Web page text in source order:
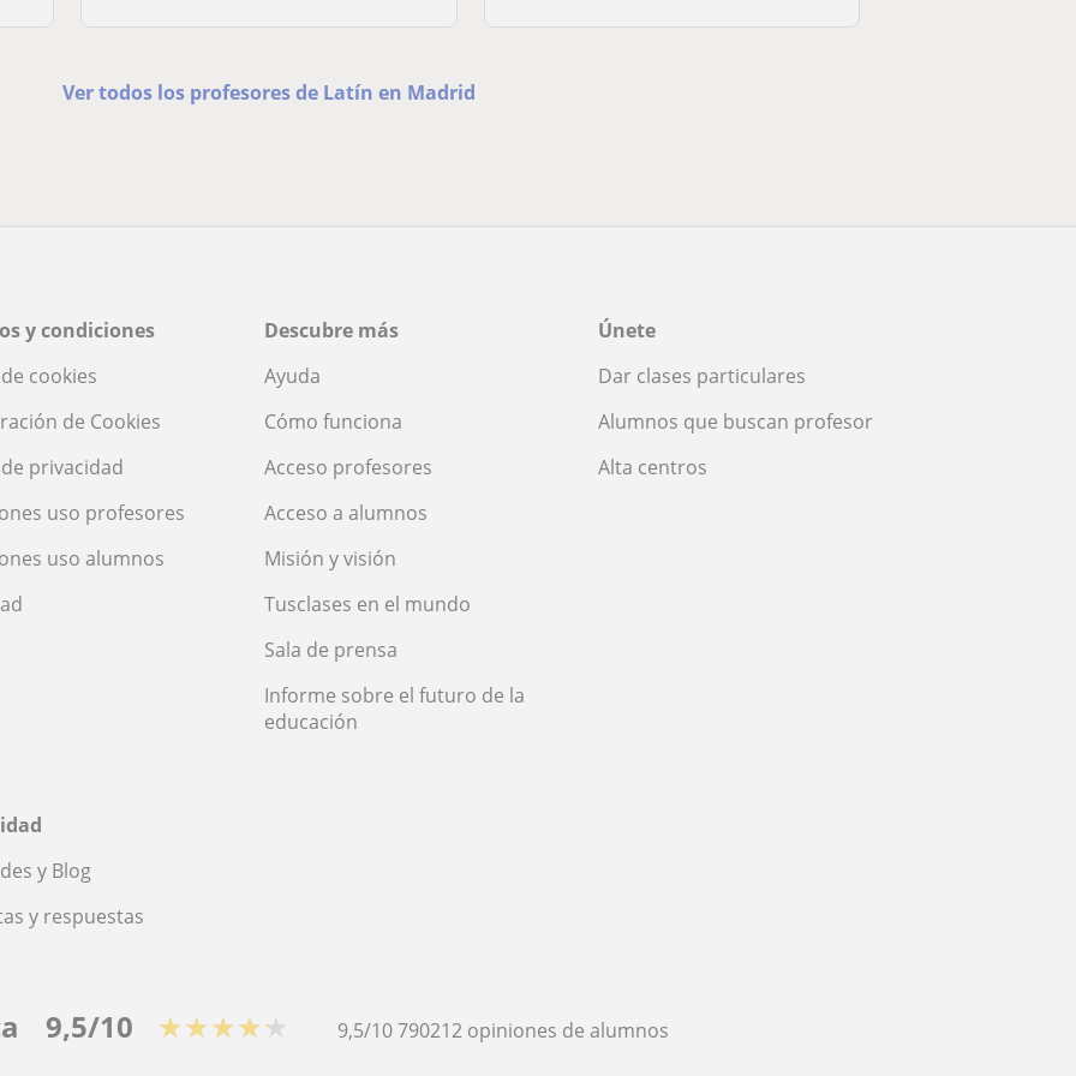
Ver todos los profesores de Latín en Madrid
y condiciones
cookies
de Cookies
privacidad
uso profesores
uso alumnos
Descubre más
Ayuda
Cómo funciona
Acceso profesores
Acceso a alumnos
Misión y visión
Tusclases en el mundo
Sala de prensa
Informe sobre el futuro de la
educación
Únete
Dar clases particulares
Alumnos que buscan profesor
Alta centros
y Blog
y respuestas
9,5/10 ★★★★★ 9,5/10790212 opiniones de alumnos